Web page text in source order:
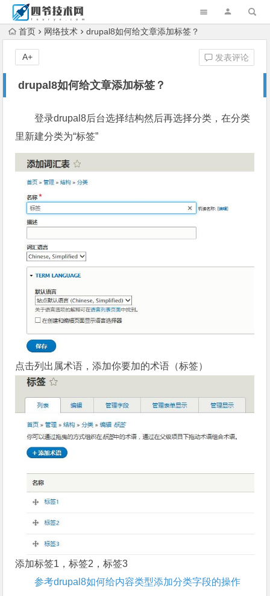
首页 网络技术 drupal8如何给文章添加标签？
drupal8如何给文章添加标签？
发表评论
A+
登录drupal8后台选择结构然后再选择分类，在分类
里新建分类为“标签”
点击列出属术语，添加你要加的术语（标签）
添加标签1，标签2，标签3
参考drupal8如何给内容类型添加分类字段的操作